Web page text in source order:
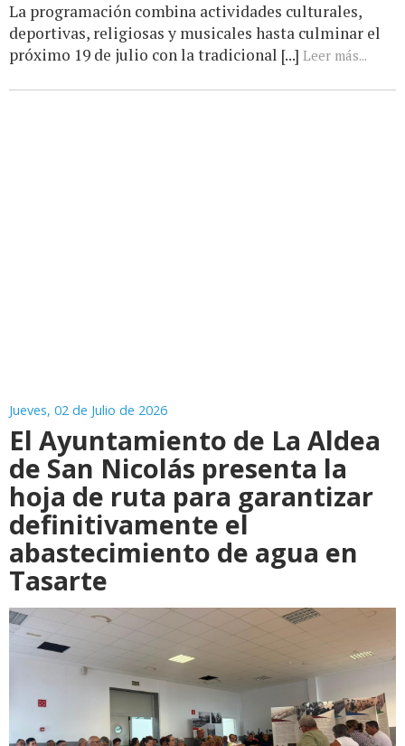
La programación combina actividades culturales,
deportivas, religiosas y musicales hasta culminar el
próximo 19 de julio con la tradicional [...] Leer más...
Jueves, 02 de Julio de 2026
El Ayuntamiento de La Aldea
de San Nicolás presenta la
hoja de ruta para garantizar
definitivamente el
abastecimiento de agua en
Tasarte